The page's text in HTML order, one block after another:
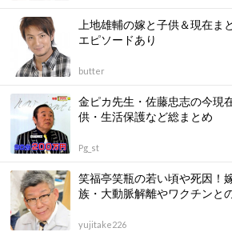
上地雄輔の嫁と子供＆現在ま
エピソードあり
butter
金ピカ先生・佐藤忠志の今現
供・生活保護など総まとめ
Pg_st
笑福亭笑瓶の若い頃や死因！
族・大動脈解離やワクチンと
yujitake226